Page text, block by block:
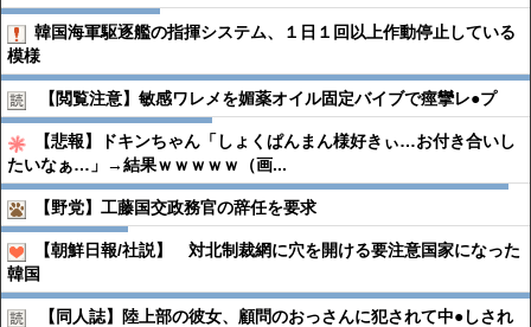
韓国海軍駆逐艦の指揮システム、１日１回以上作動停止している
模様
【閲覧注意】敏感ワレメを媚薬オイル固定バイブで痙攣レ●︎プ
【悲報】ドキンちゃん「しょくぱんまん様好きぃ…お付き合いし
たいなぁ…」→結果ｗｗｗｗｗ（画...
【野党】工藤国交政務官の辞任を要求
【朝鮮日報/社説】 対北制裁網に穴を開ける要注意国家になった
韓国
【同人誌】陸上部の彼女、顧問のおっさんに犯されて中●︎しされ